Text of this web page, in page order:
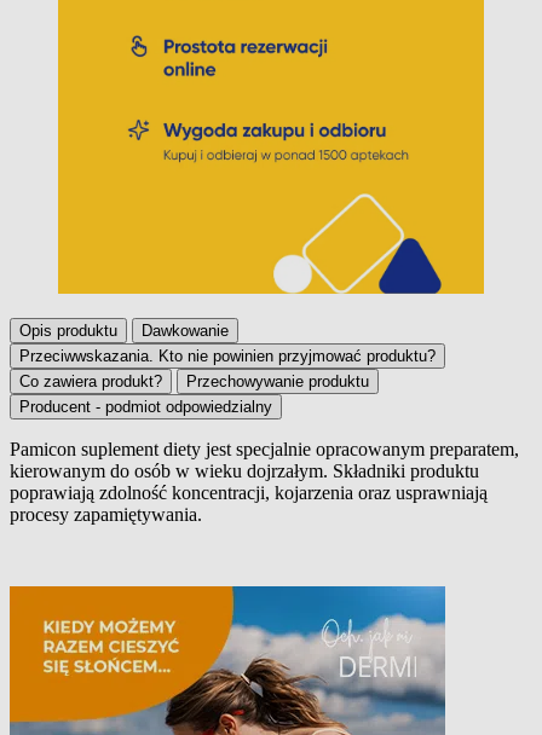
Opis produktu
Dawkowanie
Przeciwwskazania. Kto nie powinien przyjmować produktu?
Co zawiera produkt?
Przechowywanie produktu
Producent - podmiot odpowiedzialny
Opis produktu
Pamicon suplement diety jest specjalnie opracowanym preparatem,
kierowanym do osób w wieku dojrzałym. Składniki produktu
poprawiają zdolność koncentracji, kojarzenia oraz usprawniają
procesy zapamiętywania.